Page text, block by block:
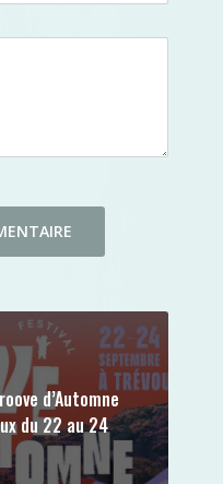
d’Automne
du 22 au 24